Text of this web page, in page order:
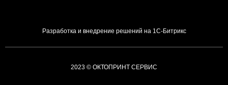
Разработка и внедрение решений на 1С-Битрикс
2023 © ОКТОПРИНТ СЕРВИС